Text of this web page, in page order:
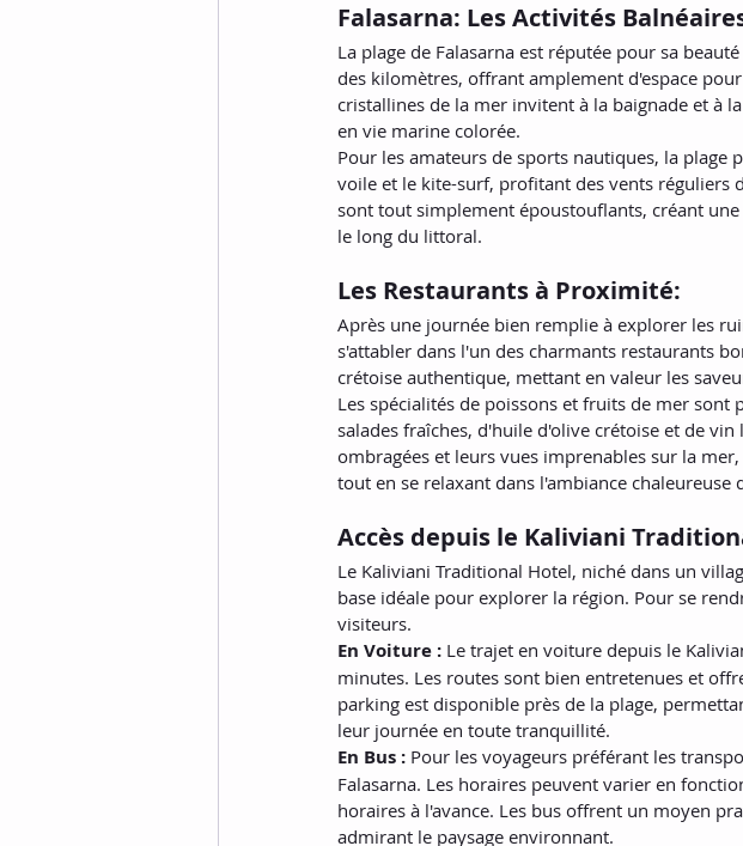
Falasarna: Les Activités
La plage de Falasarna est réputée pour sa
des kilomètres, offrant amplement d'espace
cristallines de la mer invitent à la baignade et à
en vie marine colorée.
Pour les amateurs de sports nautiques, la plage
voile et le kite-surf, profitant des vents réguliers
sont tout simplement époustouflants, créant
le long du littoral.
Les Restaurants à Proximité:
Après une journée bien remplie à explorer les
s'attabler dans l'un des charmants restaurants
crétoise authentique, mettant en valeur les
Les spécialités de poissons et fruits de mer
salades fraîches, d'huile d'olive crétoise et de
ombragées et leurs vues imprenables sur la
tout en se relaxant dans l'ambiance chaleureuse
Accès depuis le Kaliviani
Le Kaliviani Traditional Hotel, niché dans un
base idéale pour explorer la région. Pour se
visiteurs.
En Voiture : Le trajet en voiture depuis le
minutes. Les routes sont bien entretenues et
parking est disponible près de la plage,
leur journée en toute tranquillité.
En Bus : Pour les voyageurs préférant les
Falasarna. Les horaires peuvent varier en
horaires à l'avance. Les bus offrent un moyen
admirant le paysage environnant.